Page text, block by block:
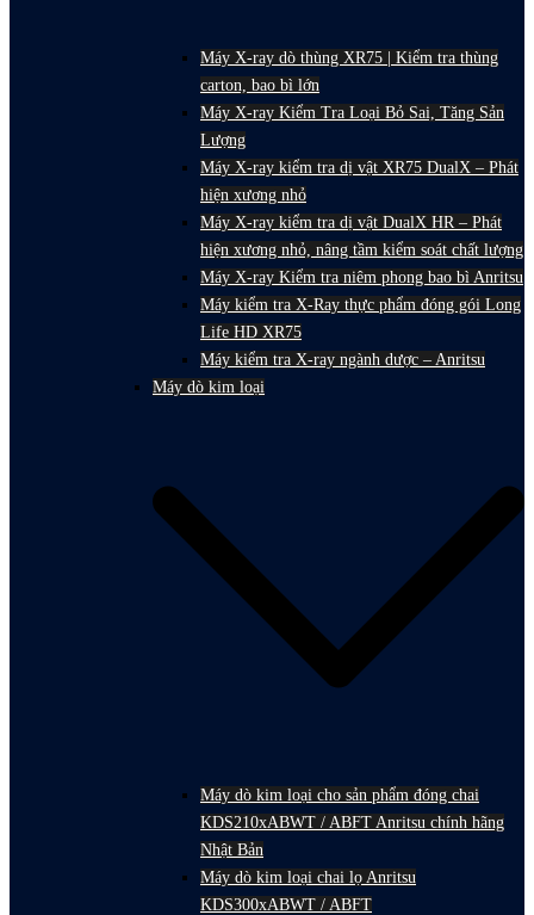
Máy X-ray dò thùng XR75 | Kiểm tra thùng
carton, bao bì lớn
Máy X-ray Kiểm Tra Loại Bỏ Sai, Tăng Sản
Lượng
Máy X-ray kiểm tra dị vật XR75 DualX – Phát
hiện xương nhỏ
Máy X-ray kiểm tra dị vật DualX HR – Phát
hiện xương nhỏ, nâng tầm kiểm soát chất lượng
Máy X-ray Kiểm tra niêm phong bao bì Anritsu
Máy kiểm tra X-Ray thực phẩm đóng gói Long
Life HD XR75
Máy kiểm tra X-ray ngành dược – Anritsu
Máy dò kim loại
Máy dò kim loại cho sản phẩm đóng chai
KDS210xABWT / ABFT Anritsu chính hãng
Nhật Bản
Máy dò kim loại chai lọ Anritsu
KDS300xABWT / ABFT